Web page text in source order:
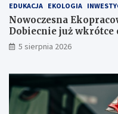
EDUKACJA EKOLOGIA
Nowoczesna
Dobiecnie już wkrótce
5 sierpnia 2026